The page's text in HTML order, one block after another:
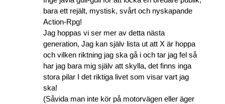
bara ett rejält, mystisk, svårt och nyskapande
Action-Rpg!
Jag hoppas vi ser mer av detta nästa
generation, Jag kan själv lista ut att X är hoppa
och vilken riktning jag ska gå i och tar jag fel så
har jag bara mig själv att skylla, det finns inga
stora pilar I det riktiga livet som visar vart jag
ska!
(Såvida man inte kör på motorvägen eller äger